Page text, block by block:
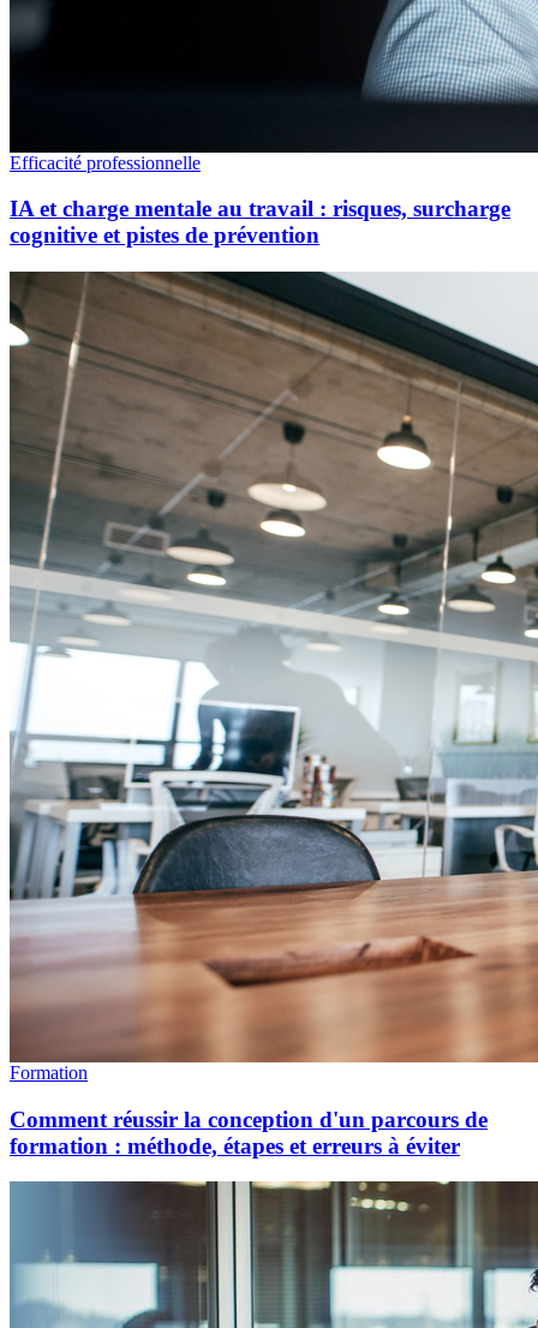
Efficacité professionnelle
IA et charge mentale au travail : risques, surcharge
cognitive et pistes de prévention
Formation
Comment réussir la conception d'un parcours de
formation : méthode, étapes et erreurs à éviter